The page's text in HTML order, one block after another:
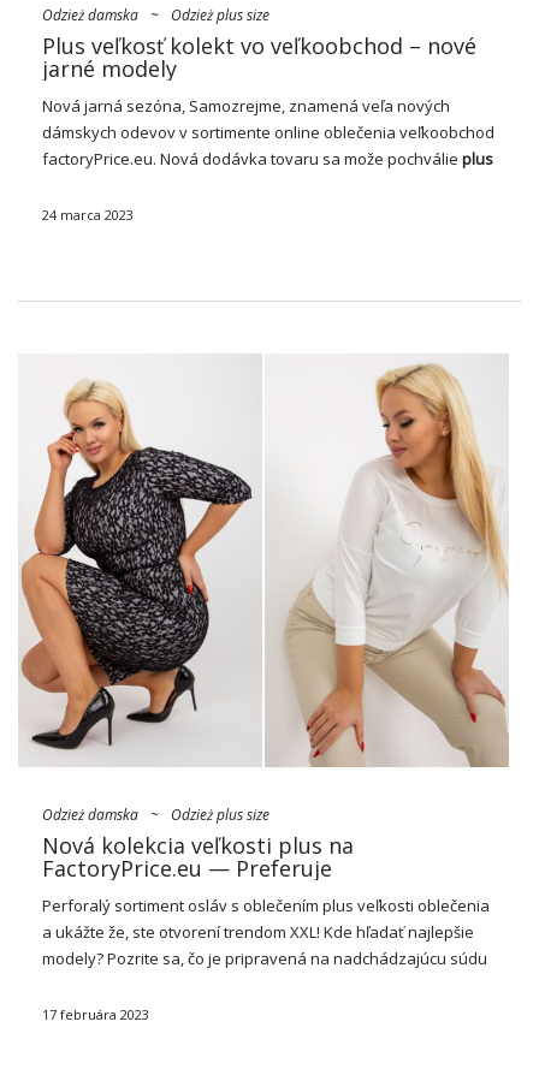
Odzież damska ~ Odzież plus size
Plus veľkosť kolekt vo veľkoobchod – nové
jarné modely
Nová jarná sezóna, Samozrejme, znamená veľa nových
dámskych odevov v sortimente online oblečenia veľkoobchod
factoryPrice.eu. Nová dodávka tovaru sa može pochválie plus
farbami a jarnými štýlmi! Pozrite sa, aké nové dámske …
24 marca 2023
Odzież damska ~ Odzież plus size
Nová kolekcia veľkosti plus na
FactoryPrice.eu — Preferuje
Perforalý sortiment osláv s oblečením plus veľkosti oblečenia
a ukážte že, ste otvorení trendom XXL! Kde hľadať najlepšie
modely? Pozrite sa, čo je pripravená na nadchádzajúcu súdu
tovar odtiaľ na oslavu.
17 februára 2023